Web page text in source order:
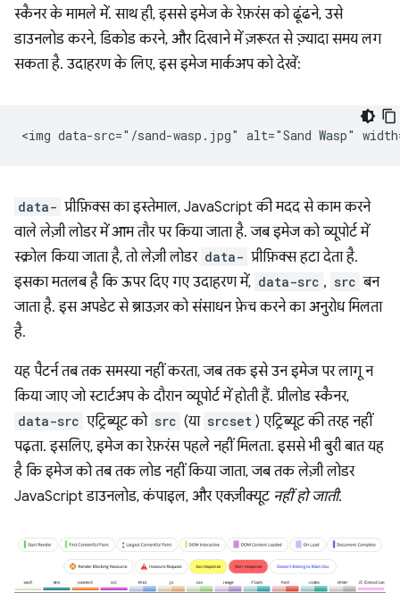
स्कैनर के मामले में. साथ ही, इससे इमेज के रेफ़रंस को ढूंढने, उसे
डाउनलोड करने, डिकोड करने, और दिखाने में ज़रूरत से ज़्यादा समय लग
सकता है. उदाहरण के लिए, इस इमेज मार्कअप को देखें:
data- प्रीफ़िक्स का इस्तेमाल, JavaScript की मदद से काम करने
वाले लेज़ी लोडर में आम तौर पर किया जाता है. जब इमेज को व्यूपोर्ट में
स्क्रोल किया जाता है, तो लेज़ी लोडर data- प्रीफ़िक्स हटा देता है.
इसका मतलब है कि ऊपर दिए गए उदाहरण में, data-src , src बन
जाता है. इस अपडेट से ब्राउज़र को संसाधन फ़ेच करने का अनुरोध मिलता
है.
यह पैटर्न तब तक समस्या नहीं करता, जब तक इसे उन इमेज पर लागू न
किया जाए जो स्टार्टअप के दौरान व्यूपोर्ट में होती हैं. प्रीलोड स्कैनर,
data-src एट्रिब्यूट को src (या srcset ) एट्रिब्यूट की तरह नहीं
पढ़ता. इसलिए, इमेज का रेफ़रंस पहले नहीं मिलता. इससे भी बुरी बात यह
है कि इमेज को तब तक लोड नहीं किया जाता, जब तक लेज़ी लोडर
JavaScript डाउनलोड, कंपाइल, और एक्ज़ीक्यूट नहीं हो जाती.